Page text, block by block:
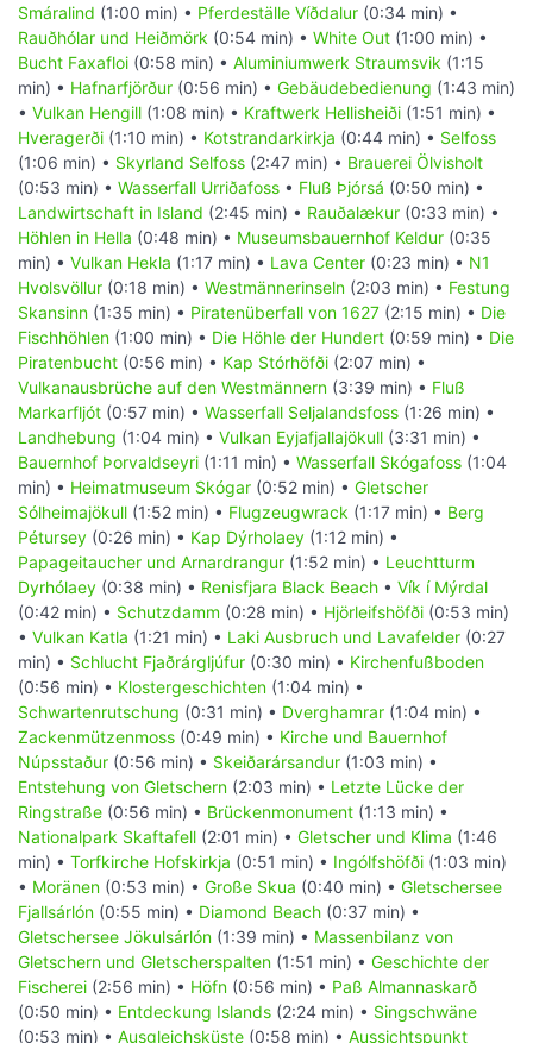
Smáralind (1:00 min) • Pferdeställe Víðdalur (0:34 min) •
Rauðhólar und Heiðmörk (0:54 min) • White Out (1:00 min) •
Bucht Faxafloi (0:58 min) • Aluminiumwerk Straumsvik (1:15
min) • Hafnarfjörður (0:56 min) • Gebäudebedienung (1:43 min)
• Vulkan Hengill (1:08 min) • Kraftwerk Hellisheiði (1:51 min) •
Hveragerði (1:10 min) • Kotstrandarkirkja (0:44 min) • Selfoss
(1:06 min) • Skyrland Selfoss (2:47 min) • Brauerei Ölvisholt
(0:53 min) • Wasserfall Urriðafoss • Fluß Þjórsá (0:50 min) •
Landwirtschaft in Island (2:45 min) • Rauðalækur (0:33 min) •
Höhlen in Hella (0:48 min) • Museumsbauernhof Keldur (0:35
min) • Vulkan Hekla (1:17 min) • Lava Center (0:23 min) • N1
Hvolsvöllur (0:18 min) • Westmännerinseln (2:03 min) • Festung
Skansinn (1:35 min) • Piratenüberfall von 1627 (2:15 min) • Die
Fischhöhlen (1:00 min) • Die Höhle der Hundert (0:59 min) • Die
Piratenbucht (0:56 min) • Kap Stórhöfði (2:07 min) •
Vulkanausbrüche auf den Westmännern (3:39 min) • Fluß
Markarfljót (0:57 min) • Wasserfall Seljalandsfoss (1:26 min) •
Landhebung (1:04 min) • Vulkan Eyjafjallajökull (3:31 min) •
Bauernhof Þorvaldseyri (1:11 min) • Wasserfall Skógafoss (1:04
min) • Heimatmuseum Skógar (0:52 min) • Gletscher
Sólheimajökull (1:52 min) • Flugzeugwrack (1:17 min) • Berg
Pétursey (0:26 min) • Kap Dýrholaey (1:12 min) •
Papageitaucher und Arnardrangur (1:52 min) • Leuchtturm
Dyrhólaey (0:38 min) • Renisfjara Black Beach • Vík í Mýrdal
(0:42 min) • Schutzdamm (0:28 min) • Hjörleifshöfði (0:53 min)
• Vulkan Katla (1:21 min) • Laki Ausbruch und Lavafelder (0:27
min) • Schlucht Fjaðrárgljúfur (0:30 min) • Kirchenfußboden
(0:56 min) • Klostergeschichten (1:04 min) •
Schwartenrutschung (0:31 min) • Dverghamrar (1:04 min) •
Zackenmützenmoss (0:49 min) • Kirche und Bauernhof
Núpsstaður (0:56 min) • Skeiðarársandur (1:03 min) •
Entstehung von Gletschern (2:03 min) • Letzte Lücke der
Ringstraße (0:56 min) • Brückenmonument (1:13 min) •
Nationalpark Skaftafell (2:01 min) • Gletscher und Klima (1:46
min) • Torfkirche Hofskirkja (0:51 min) • Ingólfshöfði (1:03 min)
• Moränen (0:53 min) • Große Skua (0:40 min) • Gletschersee
Fjallsárlón (0:55 min) • Diamond Beach (0:37 min) •
Gletschersee Jökulsárlón (1:39 min) • Massenbilanz von
Gletschern und Gletscherspalten (1:51 min) • Geschichte der
Fischerei (2:56 min) • Höfn (0:56 min) • Paß Almannaskarð
(0:50 min) • Entdeckung Islands (2:24 min) • Singschwäne
(0:53 min) • Ausgleichsküste (0:58 min) • Aussichtspunkt